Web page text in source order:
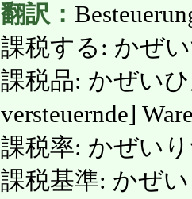
翻訳：
課税する: かぜい
課税品: かぜい
versteuernde]
課税率: かぜい
課税基準: かぜい